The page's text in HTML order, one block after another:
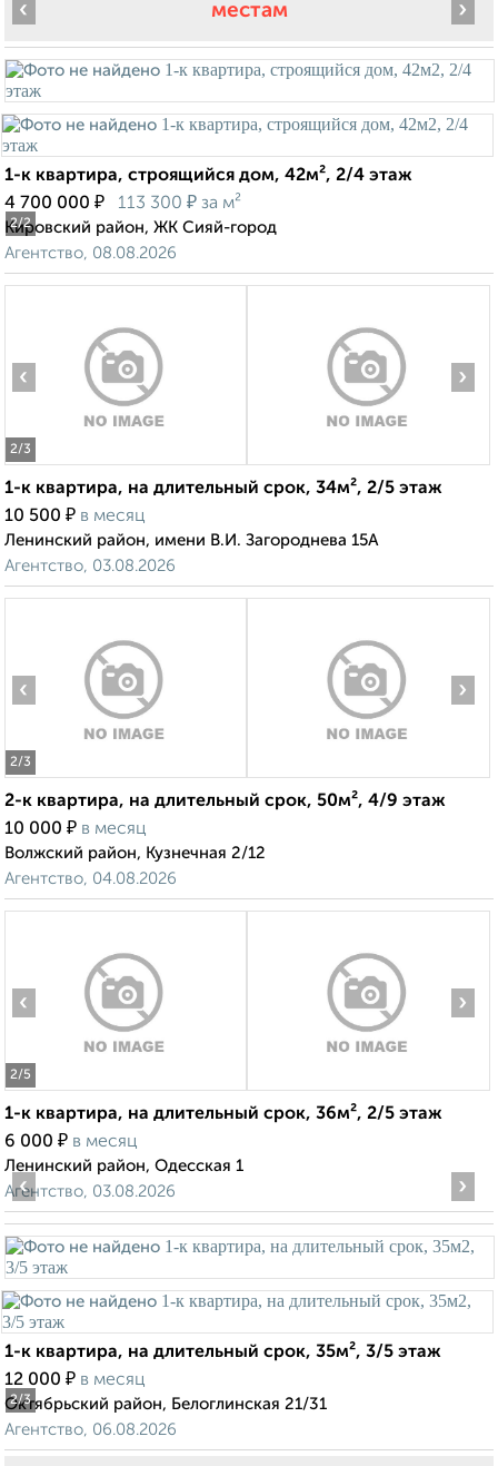
местам
2/2
‹ ›
1-к квартира, строящийся дом, 42м², 2/4 этаж
4 700 000 ₽ 113 300 ₽ за м²
Кировский район, ЖК Сияй-город
Агентство, 08.08.2026
2/3
‹ ›
1-к квартира, на длительный срок, 34м², 2/5 этаж
10 500 ₽ в месяц
Ленинский район, имени В.И. Загороднева 15А
Агентство, 03.08.2026
2/3
‹ ›
2-к квартира, на длительный срок, 50м², 4/9 этаж
10 000 ₽ в месяц
Волжский район, Кузнечная 2/12
Агентство, 04.08.2026
2/5
‹ ›
1-к квартира, на длительный срок, 36м², 2/5 этаж
6 000 ₽ в месяц
Ленинский район, Одесская 1
Агентство, 03.08.2026
2/3
‹ ›
1-к квартира, на длительный срок, 35м², 3/5 этаж
12 000 ₽ в месяц
Октябрьский район, Белоглинская 21/31
Агентство, 06.08.2026